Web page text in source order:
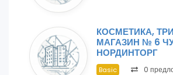
КОСМЕТИКА,
МАГАЗИН № 6
НОРДИНТОРГ
Basic 0